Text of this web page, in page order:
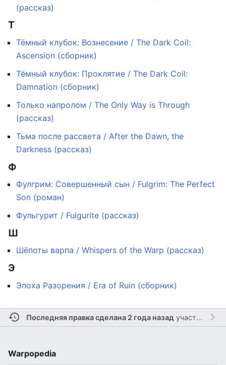
(рассказ)
Т
Тёмный клубок: Вознесение / The Dark Coil:
Ascension (сборник)
Тёмный клубок: Проклятие / The Dark Coil:
Damnation (сборник)
Только напролом / The Only Way is Through
(рассказ)
Тьма после рассвета / After the Dawn, the
Darkness (рассказ)
Ф
Фулгрим: Совершенный сын / Fulgrim: The Perfect
Son (роман)
Фульгурит / Fulgurite (рассказ)
Ш
Шёпоты варпа / Whispers of the Warp (рассказ)
Э
Эпоха Разорения / Era of Ruin (сборник)
Последняя правка сделана 2 года назадучастником
Warpopedia